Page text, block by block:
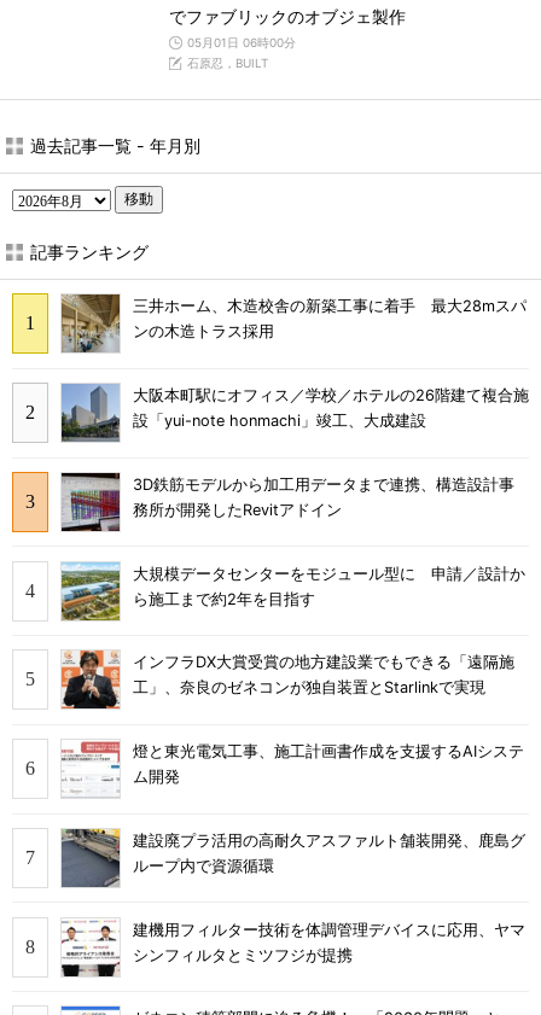
でファブリックのオブジェ製作
05月01日 06時00分
石原忍，BUILT
過去記事一覧 - 年月別
移動
記事ランキング
三井ホーム、木造校舎の新築工事に着手 最大28mスパ
ンの木造トラス採用
大阪本町駅にオフィス／学校／ホテルの26階建て複合施
設「yui-note honmachi」竣工、大成建設
3D鉄筋モデルから加工用データまで連携、構造設計事
務所が開発したRevitアドイン
大規模データセンターをモジュール型に 申請／設計か
ら施工まで約2年を目指す
インフラDX大賞受賞の地方建設業でもできる「遠隔施
工」、奈良のゼネコンが独自装置とStarlinkで実現
燈と東光電気工事、施工計画書作成を支援するAIシステ
ム開発
建設廃プラ活用の高耐久アスファルト舗装開発、鹿島グ
ループ内で資源循環
建機用フィルター技術を体調管理デバイスに応用、ヤマ
シンフィルタとミツフジが提携